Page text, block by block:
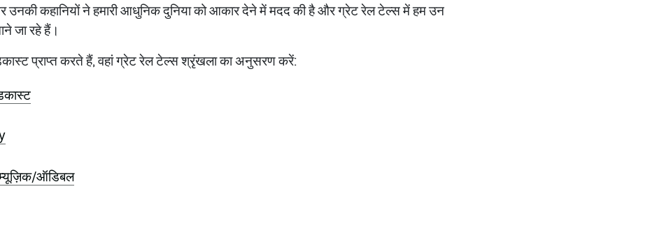
उनकी कहानियों ने हमारी आधुनिक दुनिया को आकार देने में मदद की है और ग्रेट रेल टेल्स में हम उन
जा रहे हैं।
प्राप्त करते हैं, वहां ग्रेट रेल टेल्स श्रृंखला का अनुसरण करें:
ऑडिबल